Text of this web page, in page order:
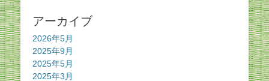
アーカイブ
2026年5月
2025年9月
2025年5月
2025年3月